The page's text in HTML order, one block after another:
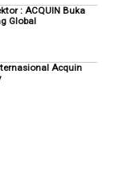
: ACQUIN Buka
Global
Acquin